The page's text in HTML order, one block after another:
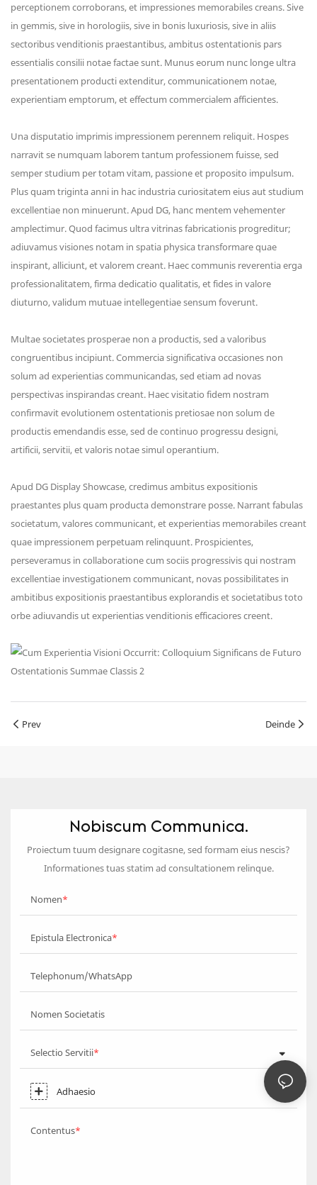
perceptionem corroborans, et impressiones memorabiles creans. Sive
in gemmis, sive in horologiis, sive in bonis luxuriosis, sive in aliis
sectoribus venditionis praestantibus, ambitus ostentationis pars
essentialis consilii notae factae sunt. Munus eorum nunc longe ultra
presentationem producti extenditur, communicationem notae,
experientiam emptorum, et effectum commercialem afficientes.
Una disputatio imprimis impressionem perennem reliquit. Hospes
narravit se numquam laborem tantum professionem fuisse, sed
semper studium per totam vitam, passione et proposito impulsum.
Plus quam triginta anni in hac industria curiositatem eius aut studium
excellentiae non minuerunt. Apud DG, hanc mentem vehementer
amplectimur. Quod facimus ultra vitrinas fabricationis progreditur;
adiuvamus visiones notam in spatia physica transformare quae
inspirant, alliciunt, et valorem creant. Haec communis reverentia erga
professionalitatem, firma dedicatio qualitatis, et fides in valore
diuturno, validum mutuae intellegentiae sensum foverunt.
Multae societates prosperae non a productis, sed a valoribus
congruentibus incipiunt. Commercia significativa occasiones non
solum ad experientias communicandas, sed etiam ad novas
perspectivas inspirandas creant. Haec visitatio fidem nostram
confirmavit evolutionem ostentationis pretiosae non solum de
productis emendandis esse, sed de continuo progressu designi,
artificii, servitii, et valoris notae simul operantium.
Apud DG Display Showcase, credimus ambitus expositionis
praestantes plus quam producta demonstrare posse. Narrant fabulas
societatum, valores communicant, et experientias memorabiles creant
quae impressionem perpetuam relinquunt. Prospicientes,
perseveramus in collaboratione cum sociis progressivis qui nostram
excellentiae investigationem communicant, novas possibilitates in
ambitibus expositionis praestantibus explorandis et societatibus toto
orbe adiuvandis ut experientias venditionis efficaciores creent.
Prev Deinde
Nobiscum Communica.
Proiectum tuum designare cogitasne, sed formam eius nescis?
Informationes tuas statim ad consultationem relinque.
Nomen
Epistula Electronica
Telephonum/WhatsApp
Nomen Societatis
Selectio Servitii
Adhaesio
Contentus